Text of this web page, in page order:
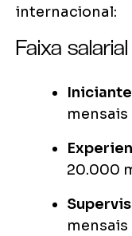
internacional:
Faixa salarial
mensais
20.000
mensais